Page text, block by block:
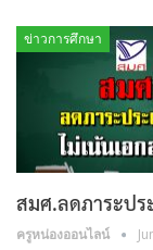
ข่าวการศึกษา
สมศ.ลดภาระปร
ครูหน่องออนไลน์